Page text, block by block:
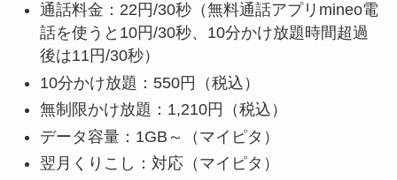
通話料金：22円/30秒（無料通話アプリmineo電
話を使うと10円/30秒、10分かけ放題時間超過
後は11円/30秒）
10分かけ放題：550円（税込）
無制限かけ放題：1,210円（税込）
データ容量：1GB～（マイピタ）
翌月くりこし：対応（マイピタ）